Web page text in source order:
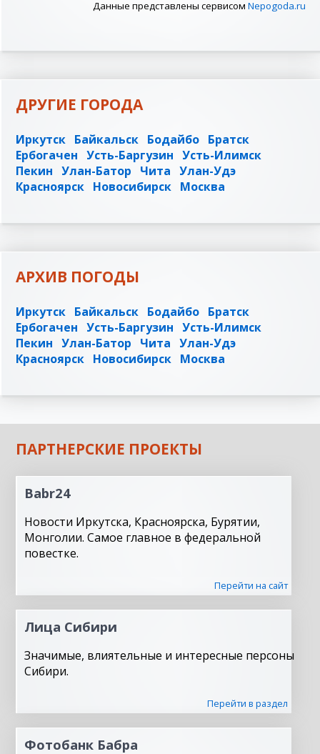
Данные представлены сервисом Nepogoda.ru
ДРУГИЕ ГОРОДА
Иркутск Байкальск Бодайбо Братск
Ербогачен Усть-Баргузин Усть-Илимск
Пекин Улан-Батор Чита Улан-Удэ
Красноярск Новосибирск Москва
АРХИВ ПОГОДЫ
Иркутск Байкальск Бодайбо Братск
Ербогачен Усть-Баргузин Усть-Илимск
Пекин Улан-Батор Чита Улан-Удэ
Красноярск Новосибирск Москва
ПАРТНЕРСКИЕ ПРОЕКТЫ
Babr24
Новости Иркутска, Красноярска, Бурятии,
Монголии. Самое главное в федеральной
повестке.
Перейти на сайт
Лица Сибири
Значимые, влиятельные и интересные персоны
Сибири.
Перейти в раздел
Фотобанк Бабра